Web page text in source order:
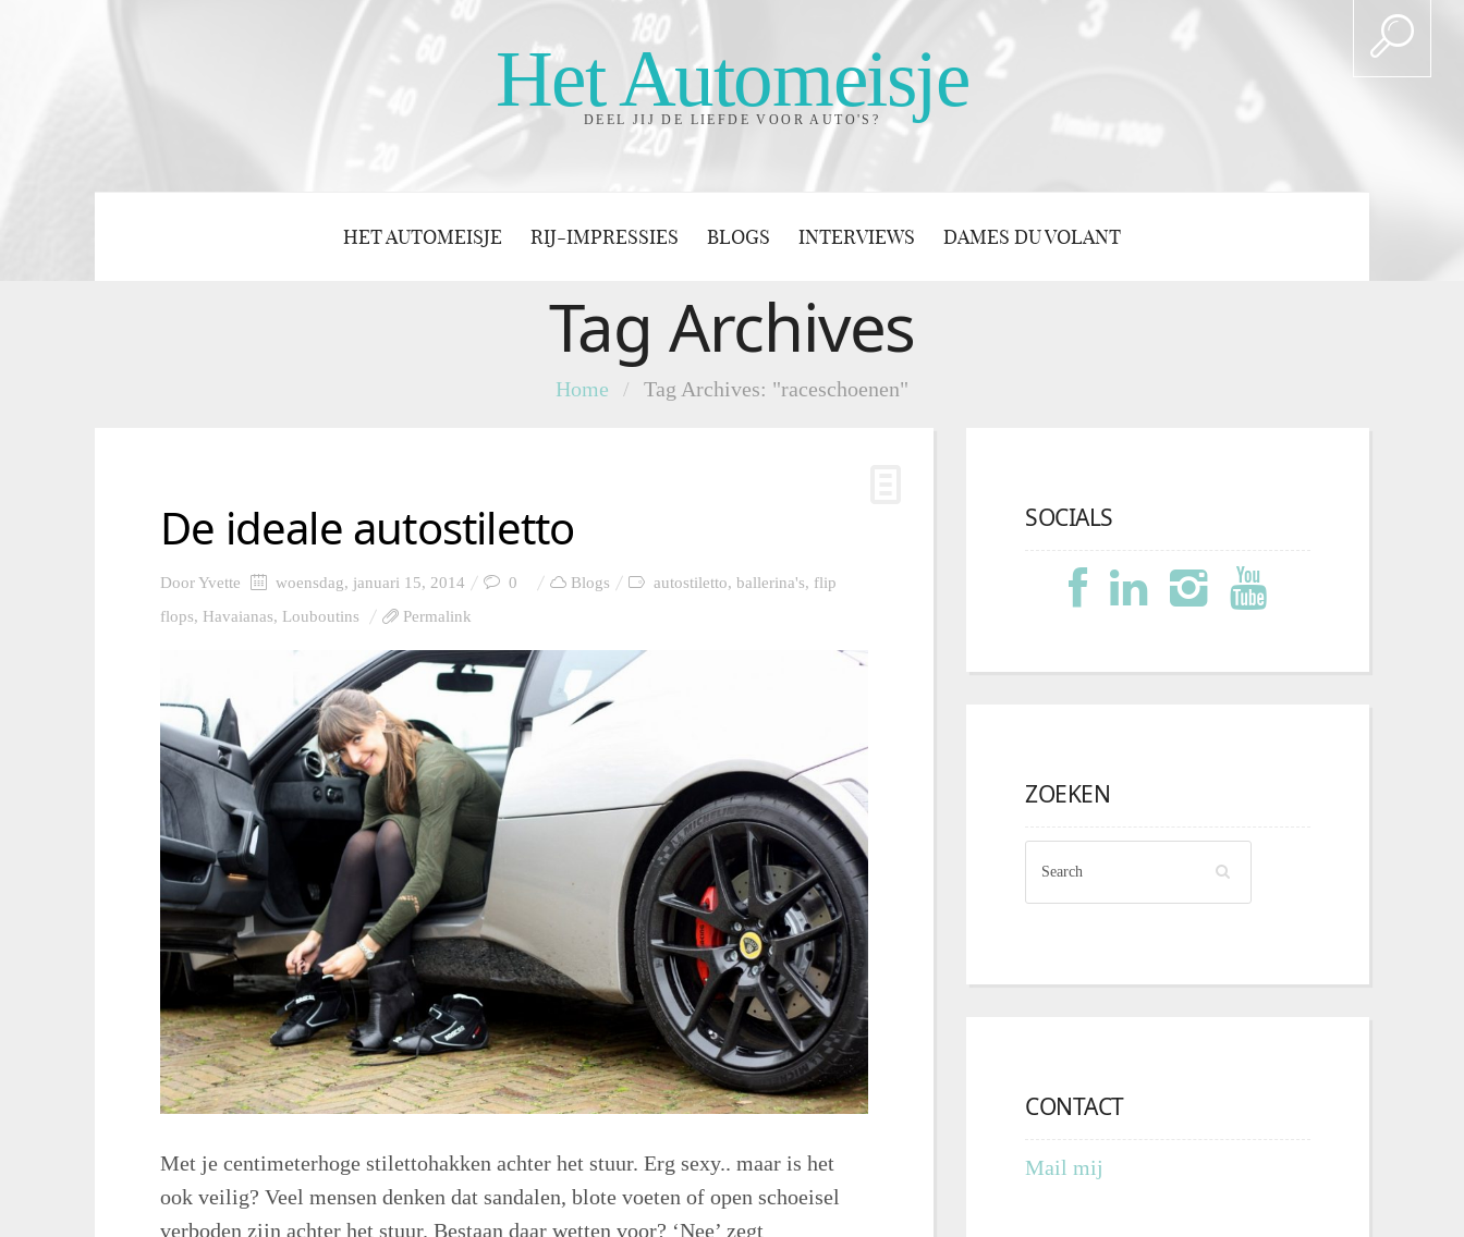
Het Automeisje
DEEL JIJ DE LIEFDE VOOR AUTO'S?
HET AUTOMEISJE RIJ-IMPRESSIES BLOGS INTERVIEWS DAMES DU VOLANT
Tag Archives
Home / Tag Archives: "raceschoenen"
De ideale autostiletto
DoorYvette woensdag, januari 15, 2014 0 Blogs autostiletto, ballerina's, flip
flops, Havaianas, Louboutins Permalink
Met je centimeterhoge stilettohakken achter het stuur. Erg sexy.. maar is het
ook veilig? Veel mensen denken dat sandalen, blote voeten of open schoeisel
verboden zijn achter het stuur. Bestaan daar wetten voor? ‘Nee’ zegt
SOCIALS
ZOEKEN
CONTACT
Mail mij